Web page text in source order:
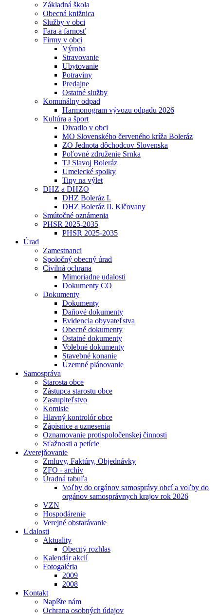
Základná škola
Obecná knižnica
Služby v obci
Fara a farnosť
Firmy v obci
Výroba
Stravovanie
Ubytovanie
Potraviny
Predajne
Ostatné služby
Komunálny odpad
Harmonogram vývozu odpadu 2026
Kultúra a šport
Divadlo v obci
MO Slovenského červeného kríža Boleráz
ZO Jednota dôchodcov Slovenska
Poľovné združenie Srnka
TJ Slavoj Boleráz
Umelecké spolky
Tipy na výlet
DHZ a DHZO
DHZ Boleráz I.
DHZ Boleráz II. Klčovany
Smútočné oznámenia
PHSR 2025-2035
PHSR 2025-2035
Úrad
Zamestnanci
Spoločný obecný úrad
Civilná ochrana
Mimoriadne udalosti
Dokumenty CO
Dokumenty
Dokumenty
Daňové dokumenty
Evidencia obyvateľstva
Obecné dokumenty
Ostatné dokumenty
Volebné dokumenty
Stavebné konanie
Územné plánovanie
Samospráva
Starosta obce
Zástupca starostu obce
Zastupiteľstvo
Komisie
Hlavný kontrolór obce
Zápisnice a uznesenia
Oznamovanie protispoločenskej činnosti
Sťažnosti a petície
Zverejňovanie
Zmluvy, Faktúry, Objednávky
ZFO - archív
Úradná tabuľa
Voľby do orgánov samosprávy obcí a voľby do
orgánov samosprávnych krajov rok 2026
VZN
Hospodárenie
Verejné obstarávanie
Udalosti
Aktuality
Obecný rozhlas
Kalendár akcií
Fotogaléria
2009
2008
Kontakt
Napíšte nám
Ochrana osobných údajov